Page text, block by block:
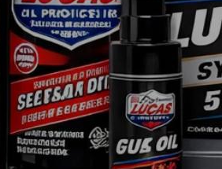
Shop - Quickies
Universelle Teile
Motorenteile
Werkzeug
Farben & Lacke
Non.Automotive